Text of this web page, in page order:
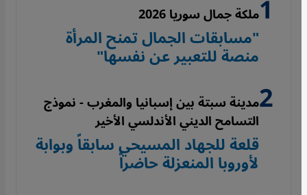
ملكة جمال سوريا 2026
"مسابقات الجمال تمنح المرأة
منصة للتعبير عن نفسها"
مدينة سبتة بين إسبانيا والمغرب - نموذج
التسامح الديني الأندلسي الأخير
قلعة للجهاد المسيحي سابقاً وبوابة
لأوروبا المنعزلة حاضراً